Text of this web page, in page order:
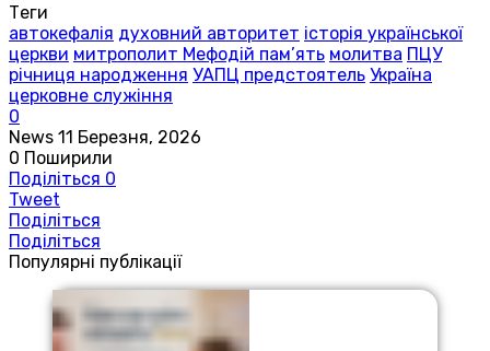
Теги
автокефалія духовний авторитет історія української
церкви митрополит Мефодій пам’ять молитва ПЦУ
річниця народження УАПЦ предстоятель Україна
церковне служіння
0
News 11 Березня, 2026
0 Поширили
Поділіться 0
Tweet
Поділіться
Поділіться
Популярні публікації